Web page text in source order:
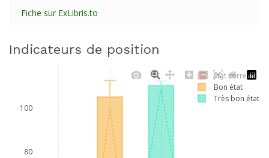
Fiche sur ExLibris.to
Indicateurs de position
80
100
Etat correct
Bon état
Très bon état